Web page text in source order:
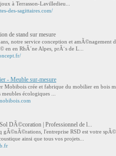
à Terrasson-Lavilledieu...
des-sagittaires.com/
de stand sur mesure
notre service conception et
en RhÃ´ne Alpes, prÃ¨s de L...
- Meuble sur-mesure
Mobibois crée et fabrique du mobilier en bois
écologiques ...
DÃ©coration | Professionnel de l...
gÃ©nÃ©rations, l'entreprise RSD est votre
ainsi que tous vos projets...